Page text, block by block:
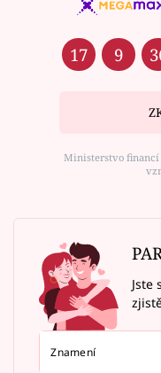
17 9
Ministerstvo financí
Jste